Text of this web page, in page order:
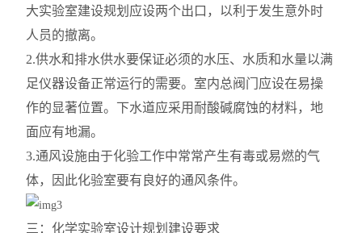
大实验室建设规划应设两个出口，以利于发生意外时
人员的撤离。
2.供水和排水供水要保证必须的水压、水质和水量以满
足仪器设备正常运行的需要。室内总阀门应设在易操
作的显著位置。下水道应采用耐酸碱腐蚀的材料，地
面应有地漏。
3.通风设施由于化验工作中常常产生有毒或易燃的气
体，因此化验室要有良好的通风条件。
三：化学实验室设计规划建设要求